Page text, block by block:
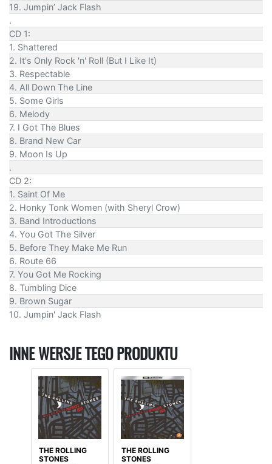
19. Jumpin’ Jack Flash
.
CD 1:
1. Shattered
2. It's Only Rock 'n' Roll (But I Like It)
3. Respectable
4. All Down The Line
5. Some Girls
6. Melody
7. I Got The Blues
8. Brand New Car
9. Moon Is Up
.
CD 2:
1. Saint Of Me
2. Honky Tonk Women (with Sheryl Crow)
3. Band Introductions
4. You Got The Silver
5. Before They Make Me Run
6. Route 66
7. You Got Me Rocking
8. Tumbling Dice
9. Brown Sugar
10. Jumpin' Jack Flash
INNE WERSJE TEGO PRODUKTU
THE ROLLING
STONES
THE ROLLING
STONES